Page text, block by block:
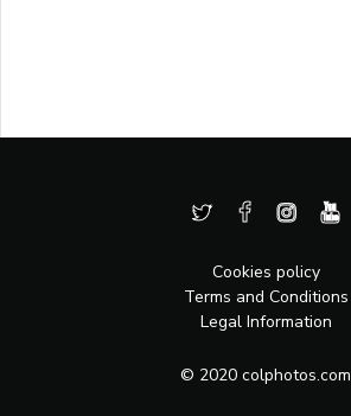
Cookies policy
Terms and Conditions
Legal Information
© 2020 colphotos.com